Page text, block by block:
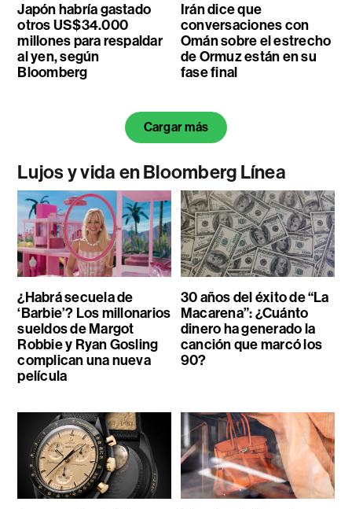
Japón habría gastado
otros US$34.000
millones para respaldar
al yen, según
Bloomberg
Irán dice que
conversaciones con
Omán sobre el estrecho
de Ormuz están en su
fase final
Cargar más
Lujos y vida en Bloomberg Línea
¿Habrá secuela de
‘Barbie’? Los millonarios
sueldos de Margot
Robbie y Ryan Gosling
complican una nueva
película
30 años del éxito de “La
Macarena”: ¿Cuánto
dinero ha generado la
canción que marcó los
90?